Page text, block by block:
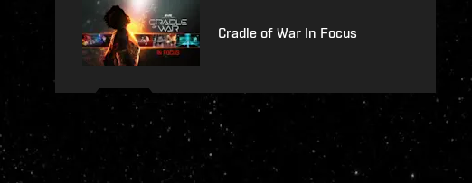
Cradle of War In Focus